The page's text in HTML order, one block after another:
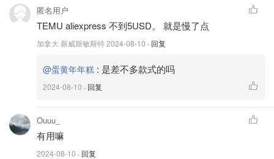
匿名用户
TEMU aliexpress 不到5USD。 就是慢了点
加拿大 新威斯敏斯特2024-08-10 · 回复
@蛋黄年年糕 : 是差不多款式的吗
2024-08-10 · 回复
Ouuu_
有用嘛
2024-08-10 · 回复